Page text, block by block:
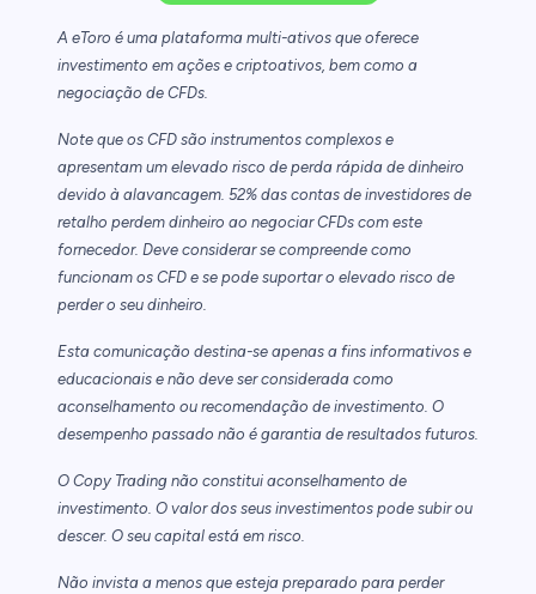
A eToro é uma plataforma multi-ativos que oferece
investimento em ações e criptoativos, bem como a
negociação de CFDs.
Note que os CFD são instrumentos complexos e
apresentam um elevado risco de perda rápida de dinheiro
devido à alavancagem. 52% das contas de investidores de
retalho perdem dinheiro ao negociar CFDs com este
fornecedor. Deve considerar se compreende como
funcionam os CFD e se pode suportar o elevado risco de
perder o seu dinheiro.
Esta comunicação destina-se apenas a fins informativos e
educacionais e não deve ser considerada como
aconselhamento ou recomendação de investimento. O
desempenho passado não é garantia de resultados futuros.
O Copy Trading não constitui aconselhamento de
investimento. O valor dos seus investimentos pode subir ou
descer. O seu capital está em risco.
Não invista a menos que esteja preparado para perder